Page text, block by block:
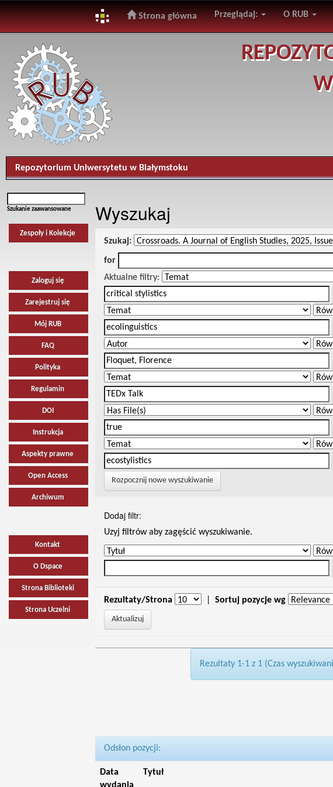
navigation
Strona główna Przeglądaj: O RUB
Repozytorium Uniwersytetu w Białymstoku
Szukanie zaawansowane
Zespoły i Kolekcje
Zaloguj się
Zarejestruj się
Mój RUB
FAQ
Polityka
Regulamin
DOI
Instrukcja
Aspekty prawne
Open Access
Archiwum
Kontakt
O Dspace
Strona Biblioteki
Strona Uczelni
Wyszukaj
Szukaj:
for
Aktualne filtry:
Rozpocznij nowe wyszukiwanie
Dodaj filtr:
Uzyj filtrów aby zagęścić wyszukiwanie.
Rezultaty/Strona Sortuj pozycje wg
Rezultaty 1-1 z 1 (Czas
Odsłon pozycji:
Data
Tytuł